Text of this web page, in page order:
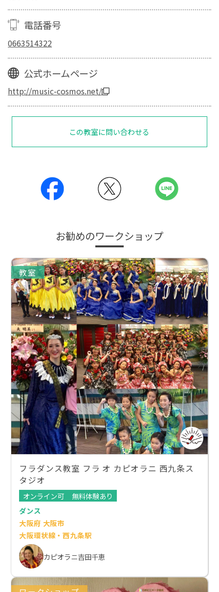
電話番号
0663514322
公式ホームページ
http://music-cosmos.net/
この教室に問い合わせる
お勧めのワークショップ
教室
フラダンス教室 フラ オ カピオラニ 西九条ス
タジオ
オンライン可
無料体験あり
ダンス
大阪府 大阪市
大阪環状線・西九条駅
カピオラニ吉田千恵